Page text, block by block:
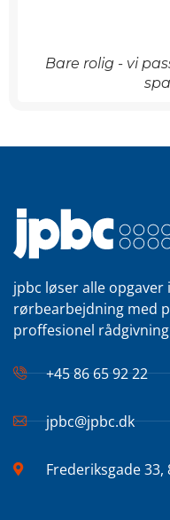
Bare rolig - vi
jpbc løser alle
rørbearbejdning med
proffesionel
+45 86 65 92 22
jpbc@jpbc.dk
Frederiksgade